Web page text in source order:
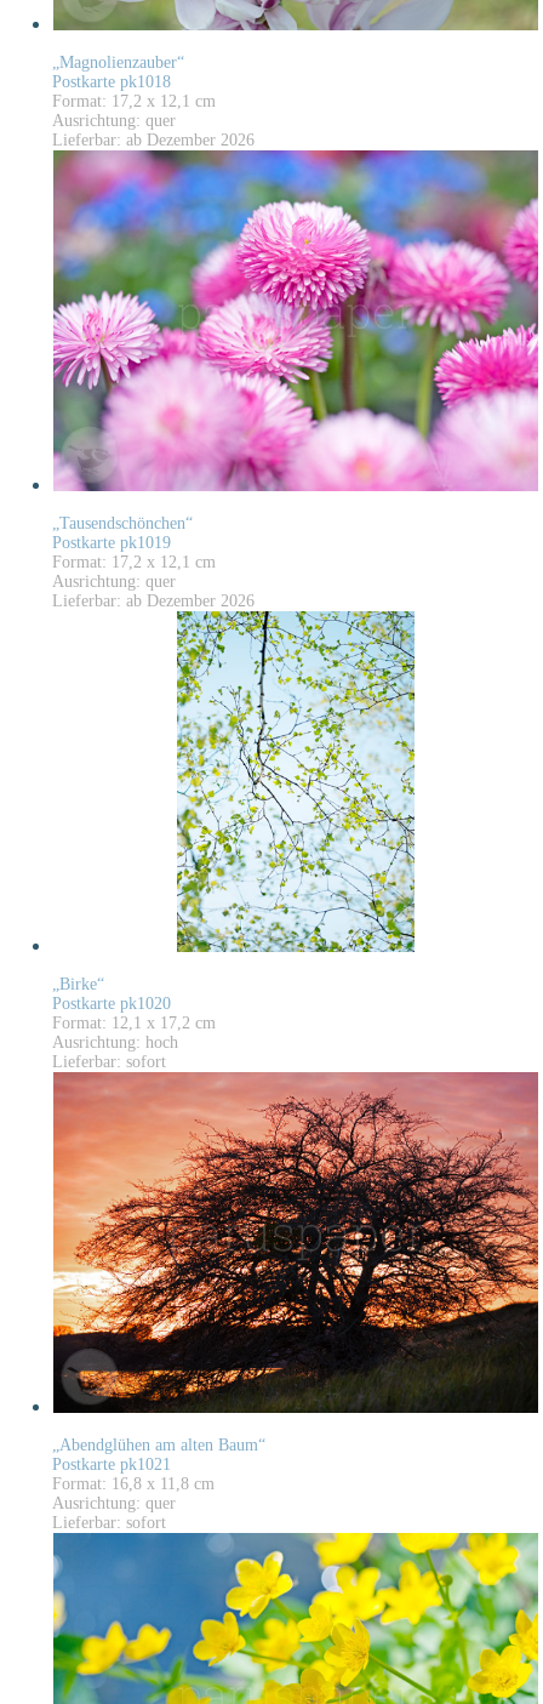
„Magnolienzauber“
Postkarte pk1018
Format: 17,2 x 12,1 cm
Ausrichtung: quer
Lieferbar: ab Dezember 2026
„Tausendschönchen“
Postkarte pk1019
Format: 17,2 x 12,1 cm
Ausrichtung: quer
Lieferbar: ab Dezember 2026
„Birke“
Postkarte pk1020
Format: 12,1 x 17,2 cm
Ausrichtung: hoch
Lieferbar: sofort
„Abendglühen am alten Baum“
Postkarte pk1021
Format: 16,8 x 11,8 cm
Ausrichtung: quer
Lieferbar: sofort